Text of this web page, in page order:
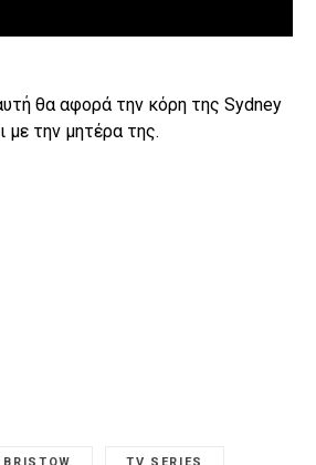
θα αφορά την κόρη της Sydney
με την μητέρα της.